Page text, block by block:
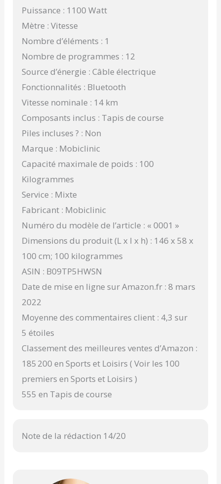
Puissance : 1100 Watt
Mètre : Vitesse
Nombre d’éléments : 1
Nombre de programmes : 12
Source d’énergie : Câble électrique
Fonctionnalités : Bluetooth
Vitesse nominale : 14 km
Composants inclus : Tapis de course
Piles incluses ? : Non
Marque : Mobiclinic
Capacité maximale de poids : 100
Kilogrammes
Service : Mixte
Fabricant : Mobiclinic
Numéro du modèle de l’article : « 0001 »
Dimensions du produit (L x l x h) : 146 x 58 x
100 cm; 100 kilogrammes
ASIN : B09TP5HWSN
Date de mise en ligne sur Amazon.fr : 8 mars
2022
Moyenne des commentaires client : 4,3 sur
5 étoiles
Classement des meilleures ventes d’Amazon :
185 200 en Sports et Loisirs ( Voir les 100
premiers en Sports et Loisirs )
555 en Tapis de course
Note de la rédaction 14/20